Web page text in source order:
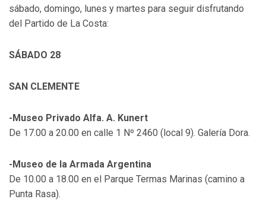
sábado, domingo, lunes y martes para seguir disfrutando
del Partido de La Costa:
SÁBADO 28
SAN CLEMENTE
-Museo Privado Alfa. A. Kunert
De 17.00 a 20.00 en calle 1 Nº 2460 (local 9). Galería Dora.
-Museo de la Armada Argentina
De 10.00 a 18.00 en el Parque Termas Marinas (camino a
Punta Rasa).